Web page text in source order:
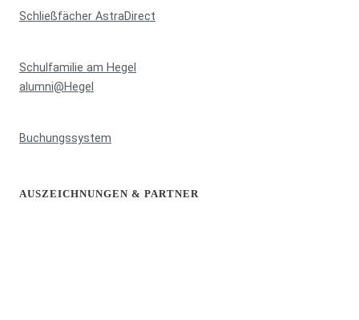
Schließfächer AstraDirect
Schulfamilie am Hegel
alumni@Hegel
Buchungssystem
AUSZEICHNUNGEN & PARTNER